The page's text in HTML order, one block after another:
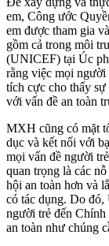
em, Công ước
em được tham gia
gồm cả trong môi
(UNICEF) tại Úc
rằng việc mọi người
tích cực cho thấy sự
với vấn đề an toàn
MXH cũng có mặt
dục và kết nối với
mọi vấn đề người
quan trọng là các
hội an toàn hơn và
có tác dụng. Do
người trẻ đến
an toàn như chúng